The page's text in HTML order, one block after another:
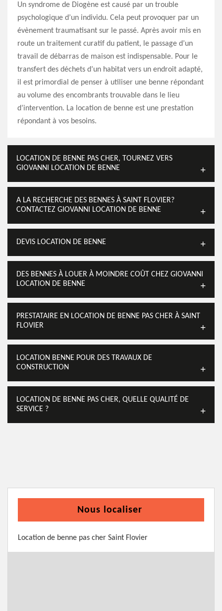
Un syndrome de Diogène est causé par un trouble
psychologique d’un individu. Cela peut provoquer par un
évènement traumatisant sur le passé. Après avoir mis en
route un traitement curatif du patient, le passage d’un
travail de débarras de maison est indispensable. Pour le
transfert des déchets d’un habitat vers un endroit adapté,
il est primordial de penser à utiliser une benne répondant
au volume des encombrants trouvable dans le lieu
d’intervention. La location de benne est une prestation
répondant à vos besoins.
LOCATION DE BENNE PAS CHER, TOURNEZ VERS
GIOVANNI LOCATION DE BENNE
A LA RECHERCHE DES BENNES À SAINT FLOVIER?
CONTACTEZ GIOVANNI LOCATION DE BENNE
DEVIS LOCATION DE BENNE
DES BENNES À LOUER À MOINDRE COÛT CHEZ GIOVANNI
LOCATION DE BENNE
PRESTATAIRE EN LOCATION DE BENNE PAS CHER À SAINT
FLOVIER
LOCATION BENNE POUR DES TRAVAUX DE
CONSTRUCTION
LOCATION DE BENNE PAS CHER, QUELLE QUALITÉ DE
SERVICE ?
Nous localiser
Location de benne pas cher Saint Flovier